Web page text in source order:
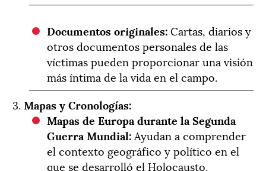
Documentos originales:Cartas, diarios y
otros documentos personales de las
víctimas pueden proporcionar una visión
más íntima de la vida en el campo.
3. Mapas y Cronologías:
Mapas de Europa durante la Segunda
Guerra Mundial:Ayudan a comprender
el contexto geográfico y político en el
que se desarrolló el Holocausto.